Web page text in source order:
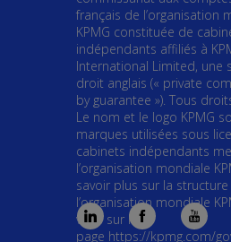
français de l’organisation
KPMG constituée de
indépendants affiliés à
International Limited, une
droit anglais (« private
by guarantee »). Tous
Le nom et le logo KPMG
marques utilisées sous
cabinets indépendants
l’organisation mondiale
savoir plus sur la
l’organisation mondiale
vous sur la
page https://kpmg.com/